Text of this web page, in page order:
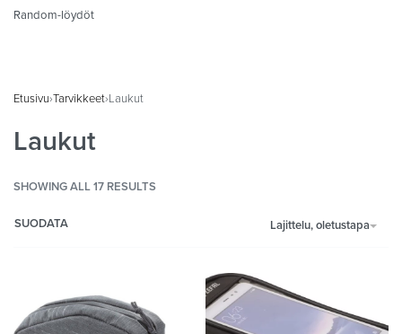
Random-löydöt
Etusivu›Tarvikkeet›Laukut
Laukut
SHOWING ALL 17 RESULTS
Lajittelu, oletustapa
SUODATA